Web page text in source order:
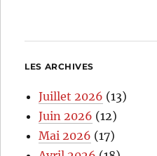
LES ARCHIVES
Juillet 2026 (13)
Juin 2026 (12)
Mai 2026 (17)